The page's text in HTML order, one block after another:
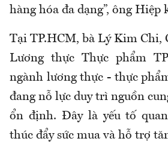
hàng hóa đa dạng”, ông Hiệp
Tại TP.HCM, bà Lý Kim Chi,
Lương thực Thực phẩm
ngành lương thực - thực
đang nỗ lực duy trì nguồn
ổn định. Đây là yếu tố
thúc đẩy sức mua và hỗ trợ